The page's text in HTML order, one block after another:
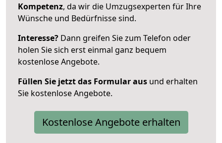
Kompetenz, da wir die Umzugsexperten für Ihre
Wünsche und Bedürfnisse sind.
Interesse? Dann greifen Sie zum Telefon oder
holen Sie sich erst einmal ganz bequem
kostenlose Angebote.
Füllen Sie jetzt das Formular aus und erhalten
Sie kostenlose Angebote.
Kostenlose Angebote erhalten